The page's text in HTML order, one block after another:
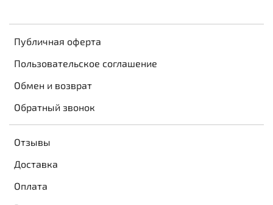
Публичная оферта
Пользовательское соглашение
Обмен и возврат
Обратный звонок
Отзывы
Доставка
Оплата